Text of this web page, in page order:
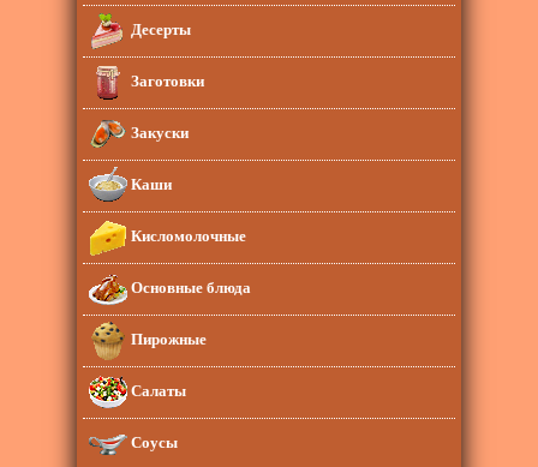
Десерты
Заготовки
Закуски
Каши
Кисломолочные
Основные блюда
Пирожные
Салаты
Соусы